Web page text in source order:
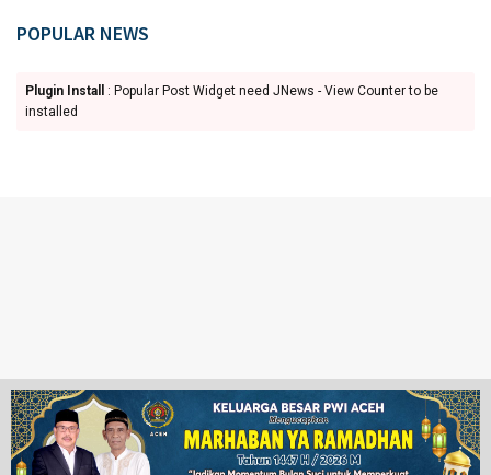
POPULAR NEWS
Plugin Install
: Popular Post Widget need JNews - View Counter to be
installed
Ketentuan Penggunaan Redaksi